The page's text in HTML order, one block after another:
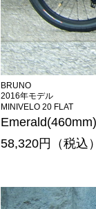
BRUNO
2016年モデル
MINIVELO 20 FLAT
58,320円（税込